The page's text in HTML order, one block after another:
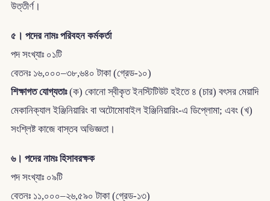
উত্তীর্ণ।
৫। পদের নামঃ পরিবহন কর্মকর্তা
পদ সংখ্যাঃ ০১টি
বেতনঃ ১৬,০০০–৩৮,৬৪০ টাকা (গ্রেড-১০)
শিক্ষাগত যোগ্যতাঃ(ক) কোনো স্বীকৃত ইনস্টিটিউট হইতে ৪ (চার) বৎসর মেয়াদি
মেকানিক্যাল ইঞ্জিনিয়ারিং বা অটোমোবাইল ইঞ্জিনিয়ারিং-এ ডিপ্লোমা; এবং (খ)
সংশ্লিষ্ট কাজে বাস্তব অভিজ্ঞতা।
৬। পদের নামঃ হিসাবরক্ষক
পদ সংখ্যাঃ ০৯টি
বেতনঃ ১১,০০০–২৬,৫৯০ টাকা (গ্রেড-১৩)